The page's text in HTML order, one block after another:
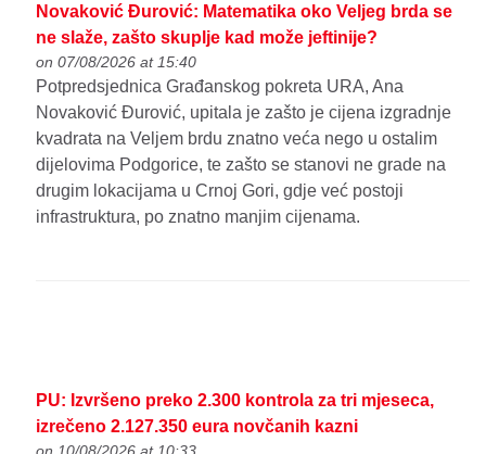
Novaković Đurović: Matematika oko Veljeg brda se
ne slaže, zašto skuplje kad može jeftinije?
on 07/08/2026 at 15:40
Potpredsjednica Građanskog pokreta URA, Ana
Novaković Đurović, upitala je zašto je cijena izgradnje
kvadrata na Veljem brdu znatno veća nego u ostalim
dijelovima Podgorice, te zašto se stanovi ne grade na
drugim lokacijama u Crnoj Gori, gdje već postoji
infrastruktura, po znatno manjim cijenama.
PU: Izvršeno preko 2.300 kontrola za tri mjeseca,
izrečeno 2.127.350 eura novčanih kazni
on 10/08/2026 at 10:33